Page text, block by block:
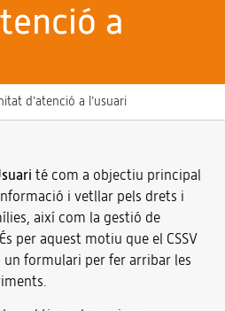
a
d’atenció a l’usuari
té com a objectiu principal
i vetllar pels drets i
així com la gestió de
per aquest motiu que el CSSV
un formulari per fer arribar les